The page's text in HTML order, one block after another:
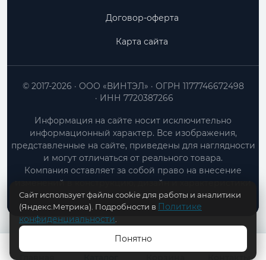
В КОРЗИНУ
Договор-оферта
Карта сайта
ООО «ВИНТЭЛ»
ОГРН 1177746672498
ИНН 7720387266
© 2017-2026
Информация на сайте носит исключительно
информационный характер. Все изображения,
представленные на сайте, приведены для наглядности
и могут отличаться от реального товара.
Компания оставляет за собой право на внесение
изменений в конструкцию, дизайн и характеристики
товара без предварительного уведомления.
Сайт использует файлы cookie для работы и аналитики
(Яндекс.Метрика). Подробности в Политике
конфиденциальности
Понятно
Контакты